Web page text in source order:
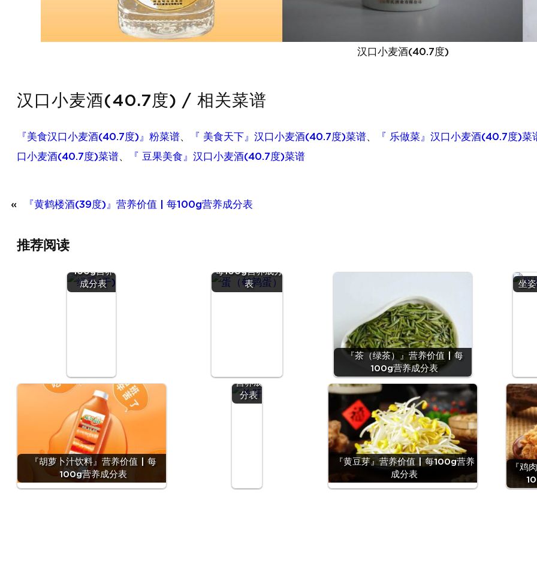
汉口小麦酒(40.7度)
汉口小麦酒(40.7度) / 相关菜谱
『美食汉口小麦酒(40.7度)』粉菜谱、 『 美食天下』汉口小麦酒(40.7度)菜谱、 『 乐做菜』汉口小麦酒(40.7度)菜
口小麦酒(40.7度)菜谱、 『 豆果美食』汉口小麦酒(40.7度)菜谱
« 『黄鹤楼酒(39度)』营养价值 | 每100g营养成分表
推荐阅读
100g营养
成分表
每100g营养成分
表
『茶（绿茶）』营养价值 | 每
100g营养成分表
坐
『胡萝卜汁饮料』营养价值 | 每
100g营养成分表
营养成
分表
『黄豆芽』营养价值 | 每100g营养
成分表
『鸡